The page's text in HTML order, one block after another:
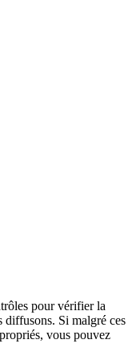
pour vérifier la
diffusons. Si malgré ces
vous pouvez